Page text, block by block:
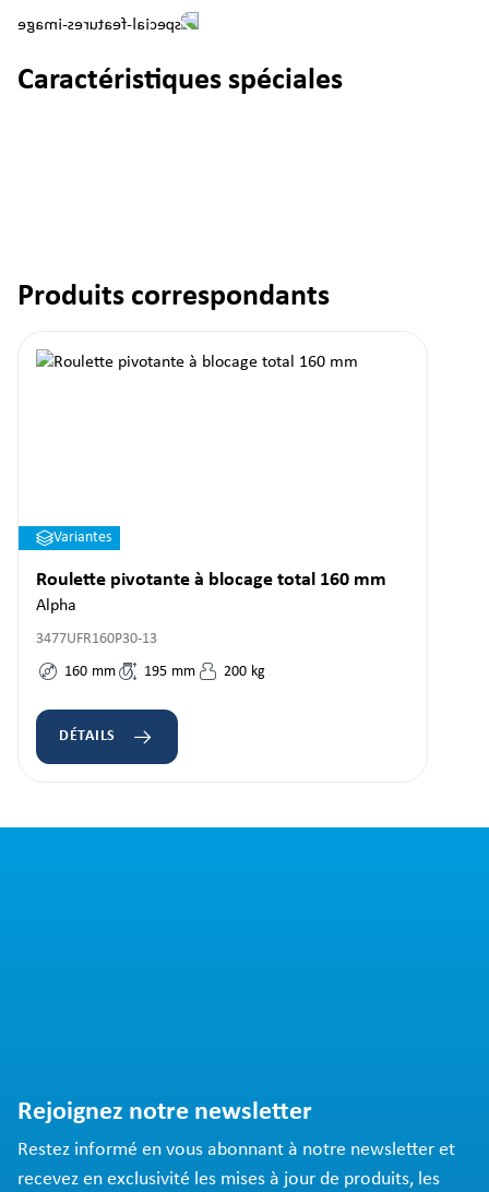
Caractéristiques spéciales
Ignorer la galerie de produits
Produits correspondants
Variantes
Roulette pivotante à blocage total 160 mm
Alpha
3477UFR160P30-13
160 mm 195 mm 200 kg
DÉTAILS
Rejoignez notre newsletter
Restez informé en vous abonnant à notre newsletter et
recevez en exclusivité les mises à jour de produits, les